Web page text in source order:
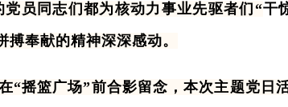
员同志们都为核动力事业先驱者们“干
奉献的精神深深感动。
“摇篮广场”前合影留念，本次主题党日